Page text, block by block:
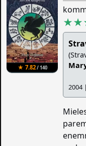
★ 7.82/ 140
2004 |